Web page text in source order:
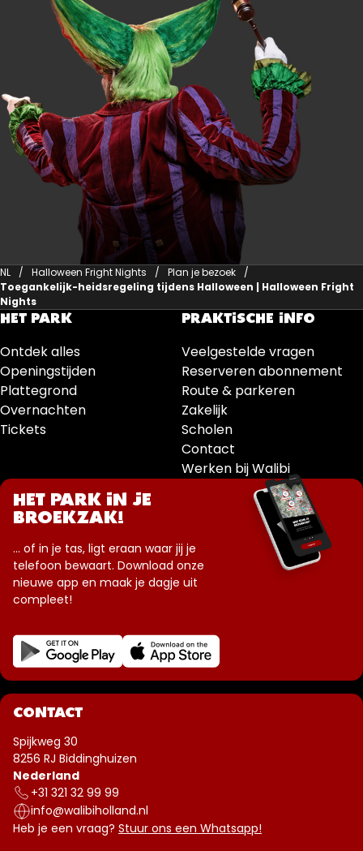
NL Halloween Fright Nights
Plan je bezoek
Toegankelijk-heidsregeling tijdens Halloween | Halloween Fright
Nights
HET PARK
Ontdek alles
Openingstijden
Plattegrond
Overnachten
Tickets
PRAKTISCHE INFO
Veelgestelde vragen
Reserveren abonnement
Route & parkeren
Zakelijk
Scholen
Contact
Werken bij Walibi
HET PARK IN JE
BROEKZAK!
... of in je tas, ligt eraan waar jij je
telefoon bewaart. Download onze
nieuwe app en maak je dagje uit
compleet!
CONTACT
Spijkweg 30
8256 RJ Biddinghuizen
Nederland
+31 321 32 99 99
info@walibiholland.nl
Heb je een vraag? Stuur ons een Whatsapp!